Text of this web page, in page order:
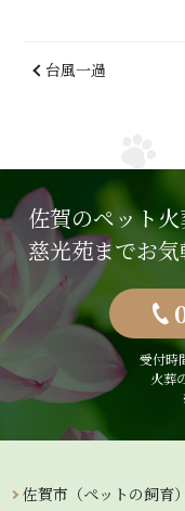
台風一過
佐賀のペット
慈光苑までお
受付時
火葬
佐賀市（ペットの飼育）